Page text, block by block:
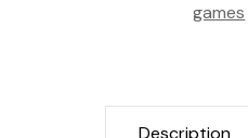
games
Description